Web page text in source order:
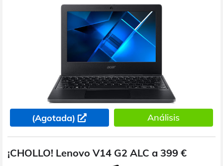
(Agotada) Análisis
¡CHOLLO! Lenovo V14 G2 ALC a 399 €